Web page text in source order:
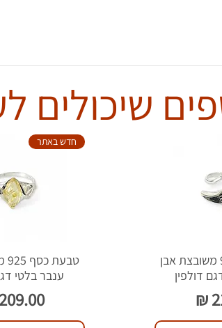
שיכולים
טבעת כסף 925 משובצת אבן
דולפין
חדש באתר
ענבר בלטי
מחיר‏209.00 ‏₪